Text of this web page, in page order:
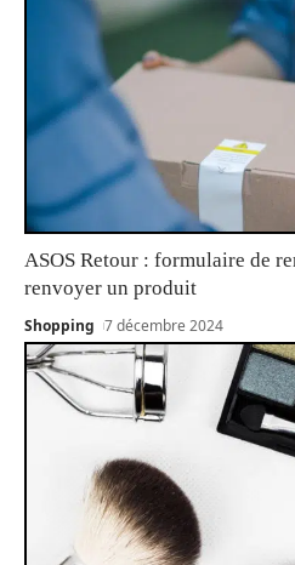
ASOS Retour : formulaire de
renvoyer un produit
Shopping 7 décembre 2024